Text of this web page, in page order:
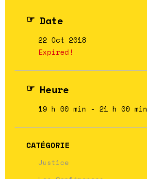
Date
22 Oct 2018
Expired!
Heure
19 h 00 min - 21 h 00 min
CATÉGORIE
Justice